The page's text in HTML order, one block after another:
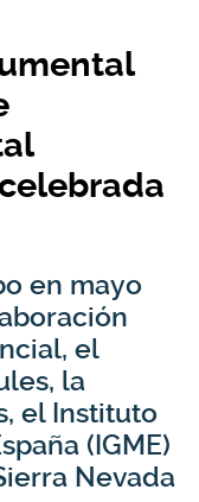
en mayo
el
la
el Instituto
(IGME)
Nevada